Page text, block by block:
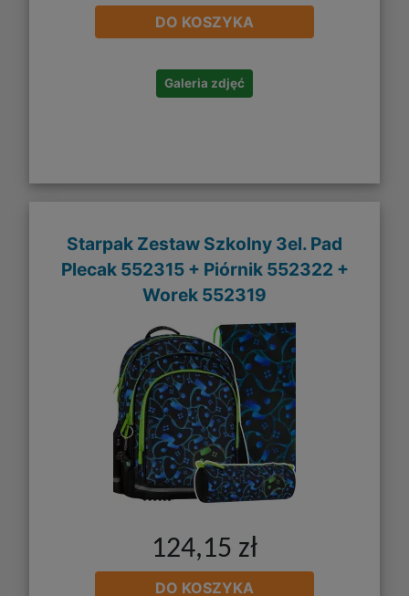
DO KOSZYKA
Galeria zdjęć
Starpak Zestaw Szkolny 3el. Pad
Plecak 552315 + Piórnik 552322 +
Worek 552319
124,15 zł
DO KOSZYKA